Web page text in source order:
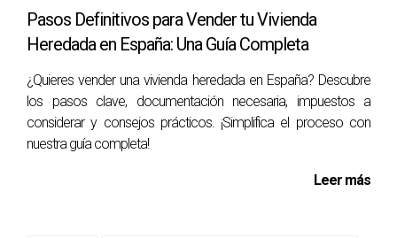
posible convertir un proceso potencialmente estresante en
una experiencia positiva.
HERENCIA Y FAMILIA:
TRANSFORMANDO LA VENTA
EN UNA EXPERIENCIA POSITIVA
Pasos Definitivos para Vender tu Vivienda
Heredada en España: Una Guía Completa
¿Quieres vender una vivienda heredada en España? Descubre
los pasos clave, documentación necesaria, impuestos a
considerar y consejos prácticos. ¡Simplifica el proceso con
nuestra guía completa!
Leer más